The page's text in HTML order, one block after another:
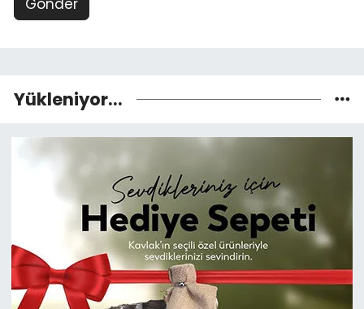
Gönder
Yükleniyor...